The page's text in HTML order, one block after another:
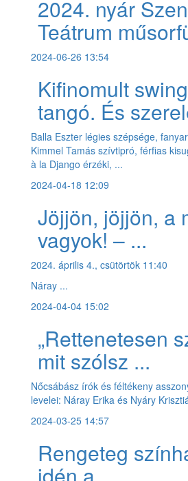
2024. nyár
Teátrum
2024-06-26 13:54
Kifinomult
tangó. És
Balla Eszter légies szépsége,
Kimmel Tamás szívtipró, férfias
à la Django érzéki, ...
2024-04-18 12:09
Jöjjön, jöjjön, a
vagyok! – ...
2024. április 4., csütörtök 11:40
Náray ...
2024-04-04 15:02
„Rettenetesen
mit szólsz ...
Nőcsábász írók és féltékeny
levelei: Náray Erika és Nyáry
2024-03-25 14:57
Rengeteg
idén a ...